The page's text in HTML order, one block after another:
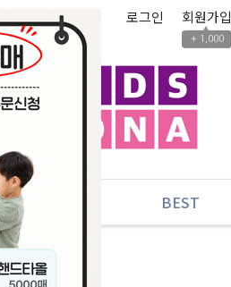
로그인 회원가입
▲
+ 1,000
NEW BEST